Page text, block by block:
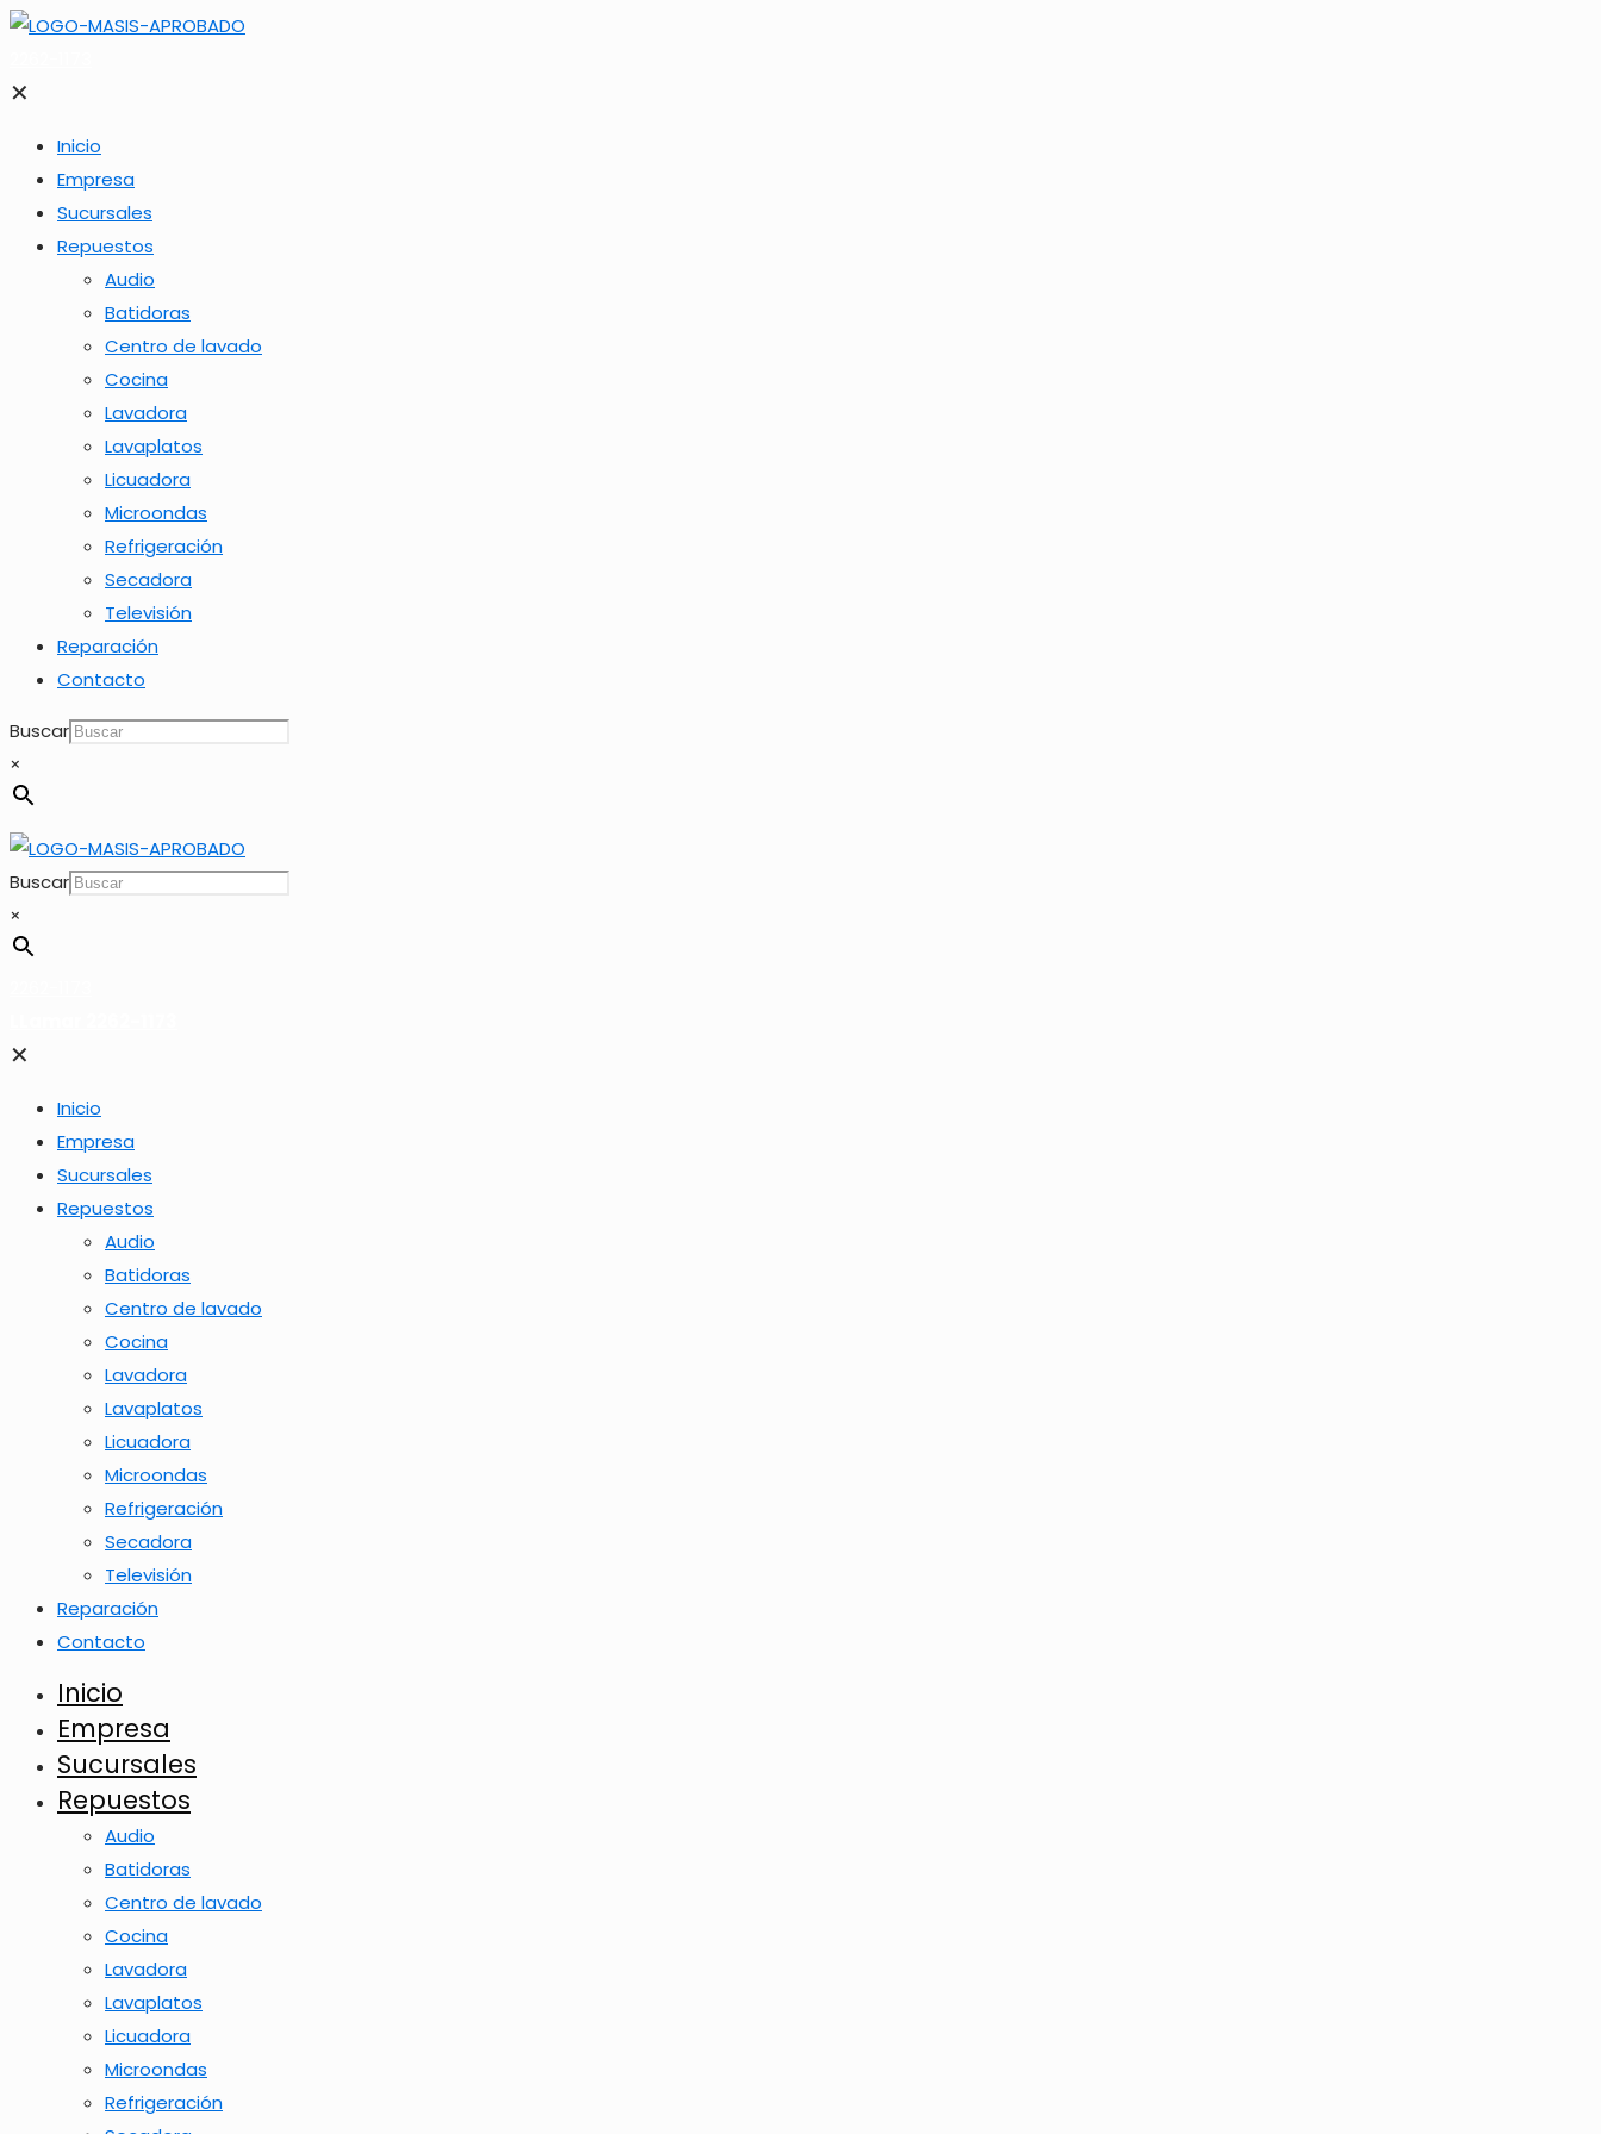
✕
Inicio
Empresa
Sucursales
Repuestos
Audio
Batidoras
Centro de lavado
Cocina
Lavadora
Lavaplatos
Licuadora
Microondas
Refrigeración
Secadora
Televisión
Reparación
Contacto
Buscar
×
Buscar
×
✕
Inicio
Empresa
Sucursales
Repuestos
Audio
Batidoras
Centro de lavado
Cocina
Lavadora
Lavaplatos
Licuadora
Microondas
Refrigeración
Secadora
Televisión
Reparación
Contacto
Inicio
Empresa
Sucursales
Repuestos
Audio
Batidoras
Centro de lavado
Cocina
Lavadora
Lavaplatos
Licuadora
Microondas
Refrigeración